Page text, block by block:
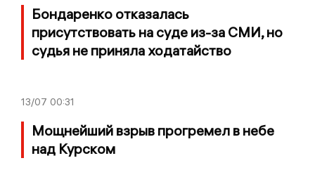
Бондаренко отказалась
присутствовать на суде из-за СМИ, но
судья не приняла ходатайство
13/07 00:31
Мощнейший взрыв прогремел в небе
над Курском